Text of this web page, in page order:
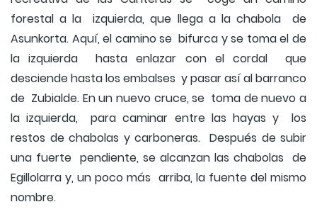
forestal a la izquierda, que llega a la chabola de
Asunkorta. Aquí, el camino se bifurca y se toma el de
la izquierda hasta enlazar con el cordal que
desciende hasta los embalses y pasar así al barranco
de Zubialde. En un nuevo cruce, se toma de nuevo a
la izquierda, para caminar entre las hayas y los
restos de chabolas y carboneras. Después de subir
una fuerte pendiente, se alcanzan las chabolas de
Egillolarra y, un poco más arriba, la fuente del mismo
nombre.